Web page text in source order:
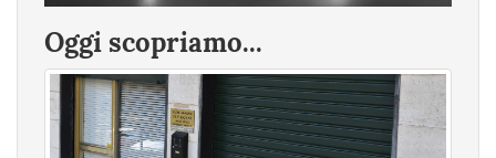
Oggi scopriamo...